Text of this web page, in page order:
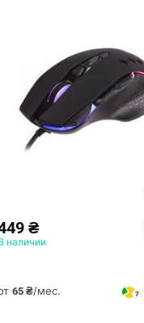
₴
наличии
65 ₴/мес. 7